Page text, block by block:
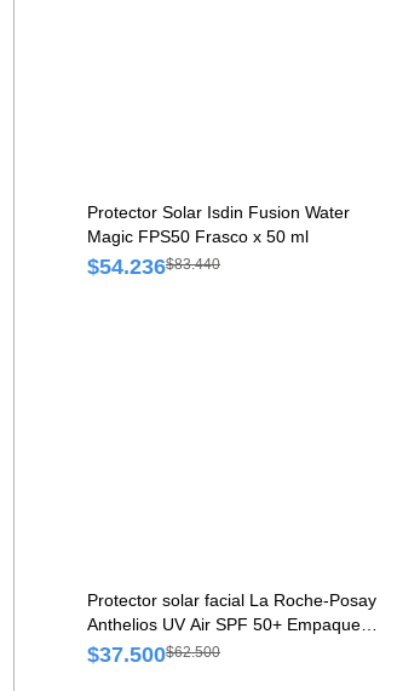
Protector Solar Isdin Fusion Water
Magic FPS50 Frasco x 50 ml
$54.236$83.440
Protector solar facial La Roche-Posay
Anthelios UV Air SPF 50+ Empaque x
40 ml
$37.500$62.500